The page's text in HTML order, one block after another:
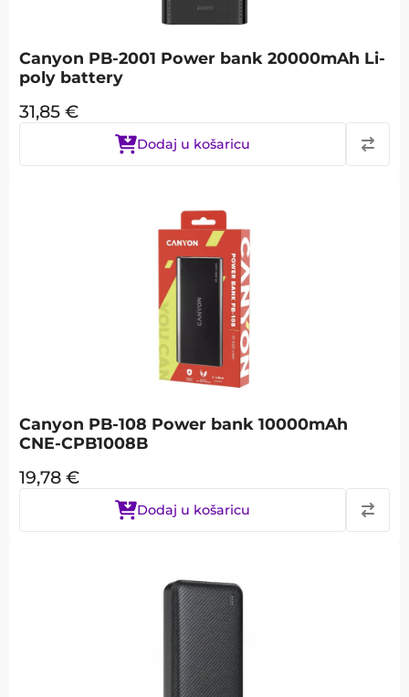
Canyon PB-2001 Power bank 20000mAh Li-
poly battery
31,85 €
Dodaj u košaricu
Canyon PB-108 Power bank 10000mAh
CNE-CPB1008B
19,78 €
Dodaj u košaricu